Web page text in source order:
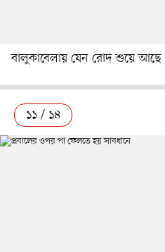
বালুকাবেলায় যেন রোদ শুয়ে আছে
১১ / ১৪